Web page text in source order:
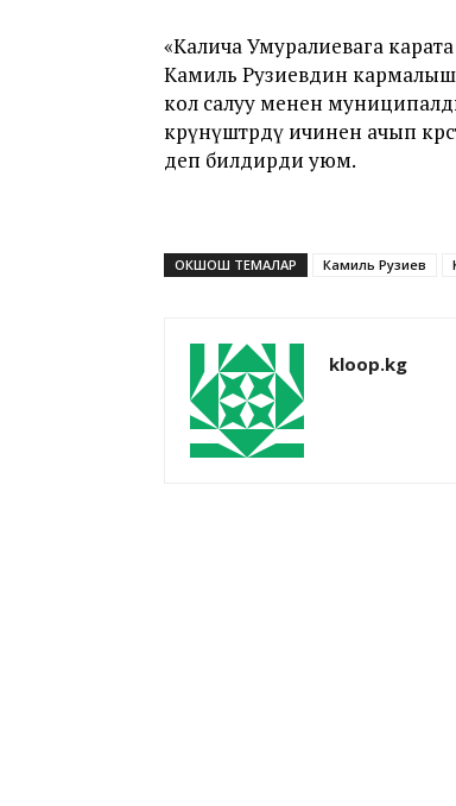
«Калича Умуралиевага
Камиль Рузиевдин
кол салуу менен
көрүнүштөрдү ичинен ачып
деп билдирди уюм.
ОКШОШ ТЕМАЛАР Камиль Рузиев
kloop.kg